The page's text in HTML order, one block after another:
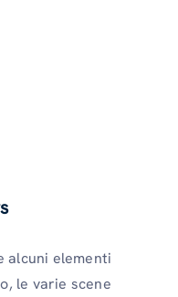
alcuni elementi
le varie scene